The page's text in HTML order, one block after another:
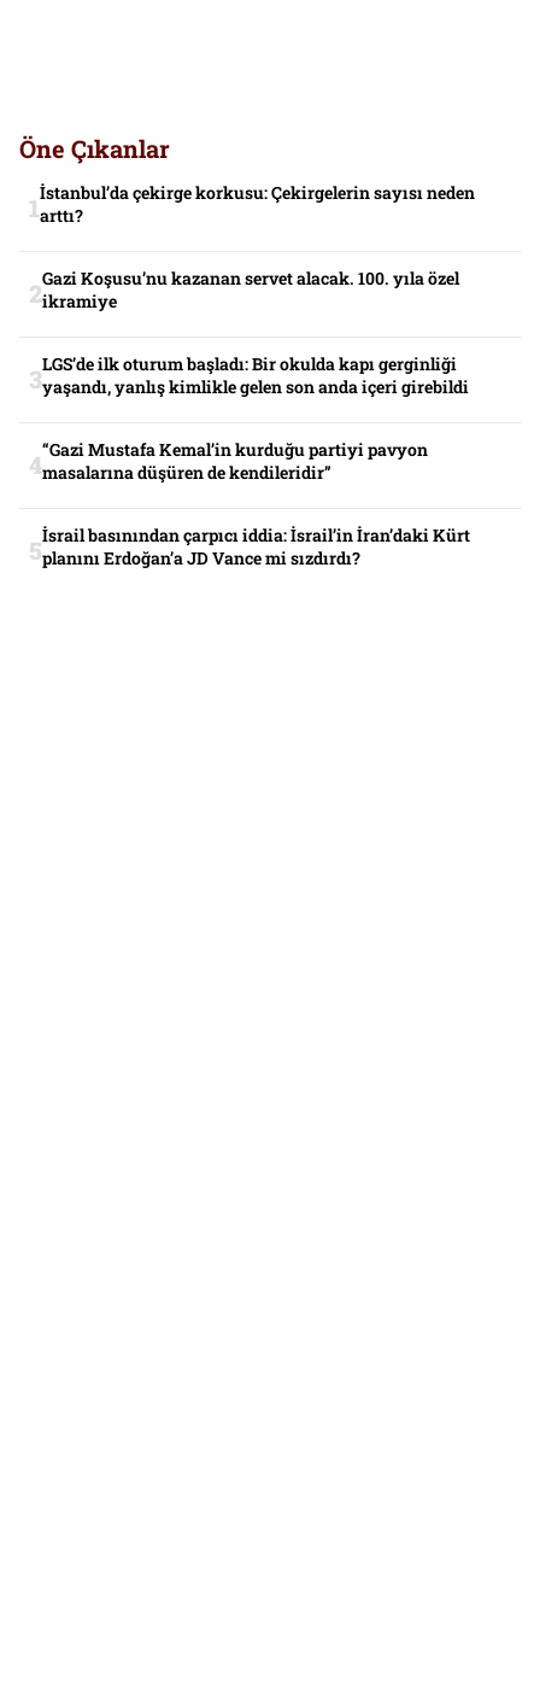
Öne Çıkanlar
İstanbul’da çekirge korkusu: Çekirgelerin sayısı neden
arttı?
Gazi Koşusu’nu kazanan servet alacak. 100. yıla özel
ikramiye
LGS’de ilk oturum başladı: Bir okulda kapı gerginliği
yaşandı, yanlış kimlikle gelen son anda içeri girebildi
“Gazi Mustafa Kemal’in kurduğu partiyi pavyon
masalarına düşüren de kendileridir”
İsrail basınından çarpıcı iddia: İsrail’in İran’daki Kürt
planını Erdoğan’a JD Vance mi sızdırdı?